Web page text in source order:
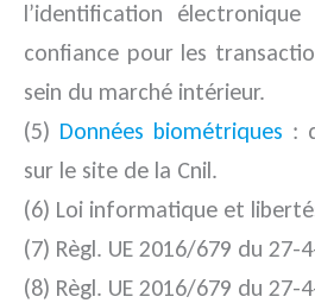
l’identification
confiance pour les
sein du marché intérieur.
(5) Données biométriques :
sur le site de la Cnil.
(6) Loi informatique et
(7) Règl. UE 2016/679 du 27-
(8) Règl. UE 2016/679 du 27-